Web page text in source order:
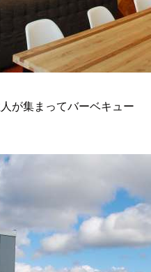
が集まってバーベキュー